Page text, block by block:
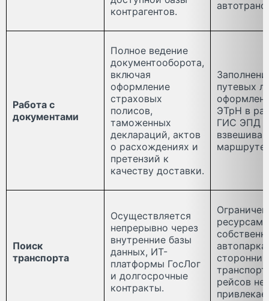
контрагентов.
Работа с
документами
Полное ведение
документооборота,
включая
оформление
страховых
полисов,
таможенных
деклараций, актов
о расхождениях и
претензий к
качеству доставки.
путевых
ЭТрН в
ГИС ЭПД
маршруте.
Поиск
транспорта
Осуществляется
непрерывно через
внутренние базы
данных, ИТ-
платформы ГосЛог
и долгосрочные
контракты.
Ограничен
ресурсами
автопарка;
сторонний
рейсов не